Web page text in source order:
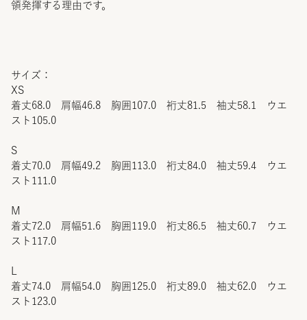
領発揮する理由です。
サイズ：
XS
着丈68.0 肩幅46.8 胸囲107.0 裄丈81.5 袖丈58.1 ウエ
スト105.0
S
着丈70.0 肩幅49.2 胸囲113.0 裄丈84.0 袖丈59.4 ウエ
スト111.0
M
着丈72.0 肩幅51.6 胸囲119.0 裄丈86.5 袖丈60.7 ウエ
スト117.0
着丈74.0 肩幅54.0 胸囲125.0 裄丈89.0 袖丈62.0 ウエ
スト123.0